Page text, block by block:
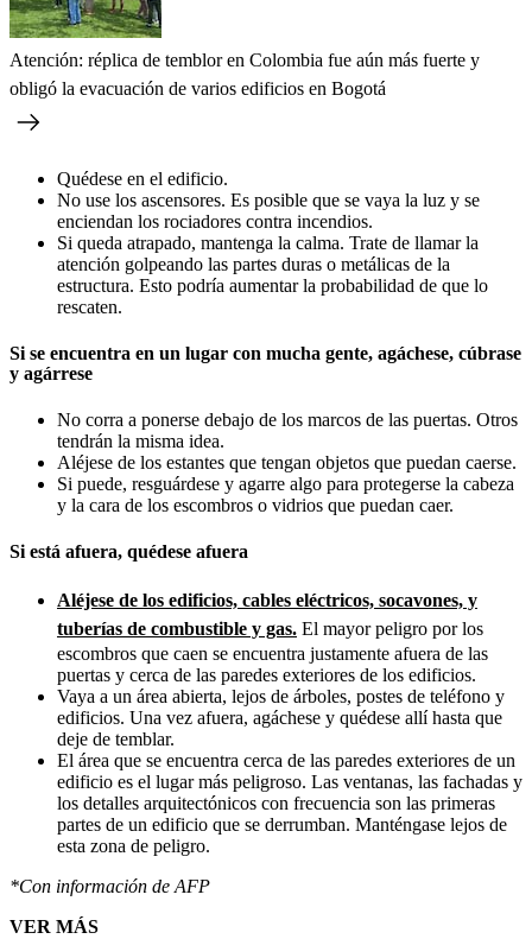
Atención: réplica de temblor en Colombia fue aún más fuerte y
obligó la evacuación de varios edificios en Bogotá
Quédese en el edificio.
No use los ascensores. Es posible que se vaya la luz y se
enciendan los rociadores contra incendios.
Si queda atrapado, mantenga la calma. Trate de llamar la
atención golpeando las partes duras o metálicas de la
estructura. Esto podría aumentar la probabilidad de que lo
rescaten.
Si se encuentra en un lugar con mucha gente, agáchese, cúbrase
y agárrese
No corra a ponerse debajo de los marcos de las puertas. Otros
tendrán la misma idea.
Aléjese de los estantes que tengan objetos que puedan caerse.
Si puede, resguárdese y agarre algo para protegerse la cabeza
y la cara de los escombros o vidrios que puedan caer.
Si está afuera, quédese afuera
Aléjese de los edificios, cables eléctricos, socavones, y
tuberías de combustible y gas. El mayor peligro por los
escombros que caen se encuentra justamente afuera de las
puertas y cerca de las paredes exteriores de los edificios.
Vaya a un área abierta, lejos de árboles, postes de teléfono y
edificios. Una vez afuera, agáchese y quédese allí hasta que
deje de temblar.
El área que se encuentra cerca de las paredes exteriores de un
edificio es el lugar más peligroso. Las ventanas, las fachadas y
los detalles arquitectónicos con frecuencia son las primeras
partes de un edificio que se derrumban. Manténgase lejos de
esta zona de peligro.
*Con información de AFP
VER MÁS